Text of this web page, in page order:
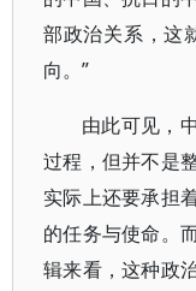
部政治关系，这
向。”
由此可见，
过程，但并不是
实际上还要承担
的任务与使命。
辑来看，这种政